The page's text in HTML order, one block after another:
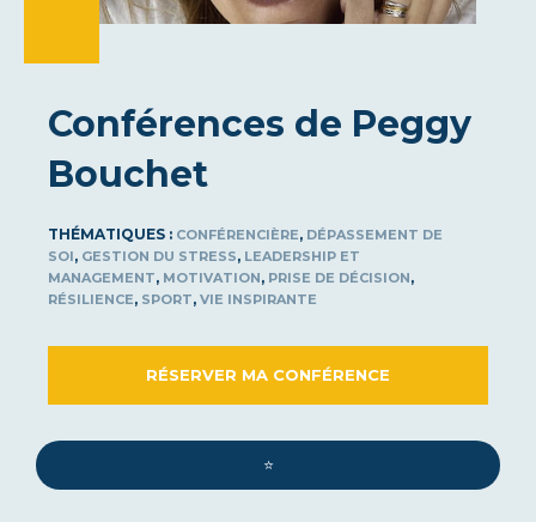
Conférences de Peggy
Bouchet
THÉMATIQUES : CONFÉRENCIÈRE, DÉPASSEMENT DE
SOI, GESTION DU STRESS, LEADERSHIP ET
MANAGEMENT, MOTIVATION, PRISE DE DÉCISION,
RÉSILIENCE, SPORT, VIE INSPIRANTE
RÉSERVER MA CONFÉRENCE
⭐️